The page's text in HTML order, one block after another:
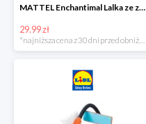
MATTEL Enchantimal Lalka ze zwierzątkiem
29.99 zł
*najniższa cena z 30 dni przed obniżką